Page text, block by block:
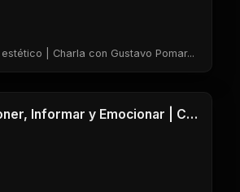
| Charla con Gustavo Pomar...
1 Clases
Luz para Exponer, Informar y Emocionar | Charla con Gustavo Pomar